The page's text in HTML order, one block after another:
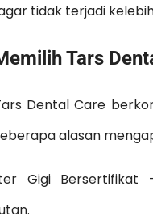
tidak terjadi
Tars
Dental Care
alasan
Gigi Bersertifikat